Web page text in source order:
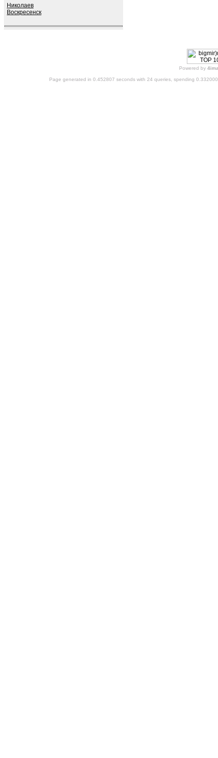
Николаев
Воскресенск
Powered by
Page generated in 0.452807 seconds with 24 queries, spending